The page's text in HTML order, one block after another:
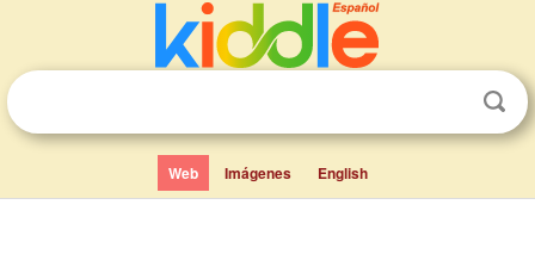
Web Imágenes English